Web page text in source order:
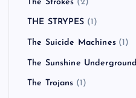
The Strokes (2)
THE STRYPES (1)
The Suicide Machines(1)
The Sunshine Underground
The Trojans (1)